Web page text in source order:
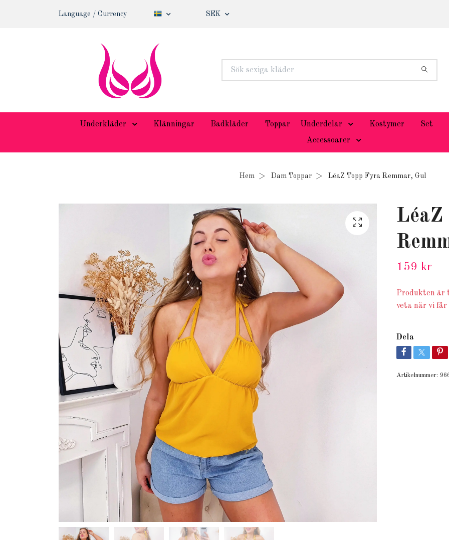
Language / Currency SEK
Underkläder Klänningar Badkläder Toppar Underdelar Kostymer Set
Accessoarer
Hem Dam Toppar LéaZ Topp Fyra Remmar, Gul
LéaZ
159 kr
Produkten är
veta när vi får
Dela
Artikelnummer: